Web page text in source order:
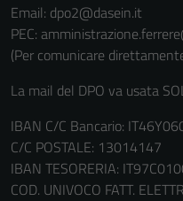
Email: dpo2@dasein.it
PEC:
(Per comunicare
La mail del DPO va usata
IBAN C/C Bancario:
C/C POSTALE: 13014147
IBAN TESORERIA:
COD. UNIVOCO FATT.